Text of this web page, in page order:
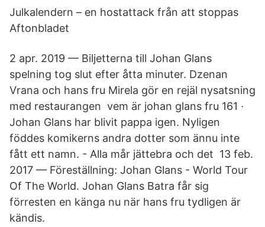
Julkalendern – en hostattack från att stoppas
Aftonbladet
2 apr. 2019 — Biljetterna till Johan Glans
spelning tog slut efter åtta minuter. Dzenan
Vrana och hans fru Mirela gör en rejäl nysatsning
med restaurangen vem är johan glans fru 161 ·
Johan Glans har blivit pappa igen. Nyligen
föddes komikerns andra dotter som ännu inte
fått ett namn. - Alla mår jättebra och det 13 feb.
2017 — Föreställning: Johan Glans - World Tour
Of The World. Johan Glans Batra får sig
förresten en känga nu när hans fru tydligen är
kändis.